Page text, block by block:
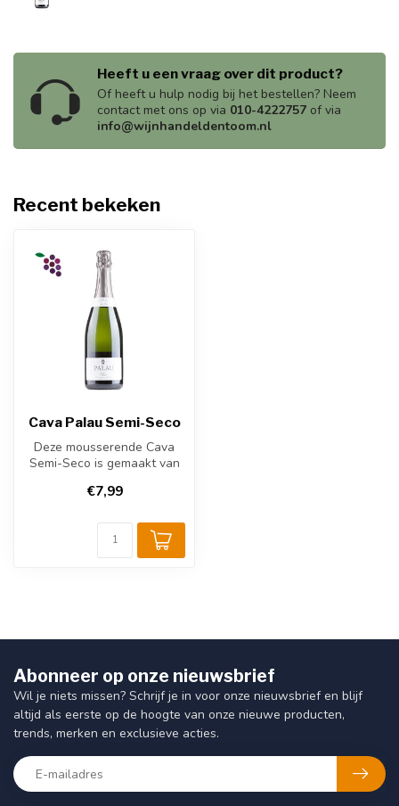
Heeft u een vraag over dit product?
Of heeft u hulp nodig bij het bestellen? Neem
contact met ons op via 010-4222757 of via
info@wijnhandeldentoom.nl
Recent bekeken
Cava Palau Semi-Seco
Deze mousserende Cava
Semi-Seco is gemaakt van
druivensoorten: Mac...
€7,99
Abonneer op onze nieuwsbrief
Wil je niets missen? Schrijf je in voor onze nieuwsbrief en blijf
altijd als eerste op de hoogte van onze nieuwe producten,
trends, merken en exclusieve acties.